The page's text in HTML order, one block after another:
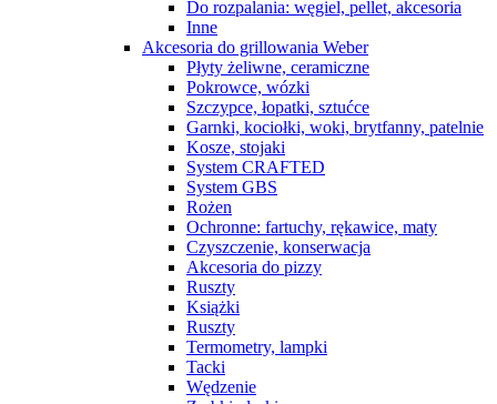
Do rozpalania: węgiel, pellet, akcesoria
Inne
Akcesoria do grillowania Weber
Płyty żeliwne, ceramiczne
Pokrowce, wózki
Szczypce, łopatki, sztućce
Garnki, kociołki, woki, brytfanny, patelnie
Kosze, stojaki
System CRAFTED
System GBS
Rożen
Ochronne: fartuchy, rękawice, maty
Czyszczenie, konserwacja
Akcesoria do pizzy
Ruszty
Książki
Ruszty
Termometry, lampki
Tacki
Wędzenie